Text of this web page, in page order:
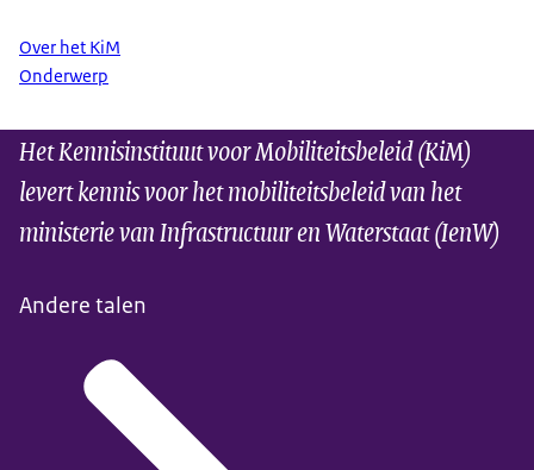
Over het KiM
Onderwerp
Het Kennisinstituut voor Mobiliteitsbeleid (KiM)
levert kennis voor het mobiliteitsbeleid van het
ministerie van Infrastructuur en Waterstaat (IenW)
Andere talen